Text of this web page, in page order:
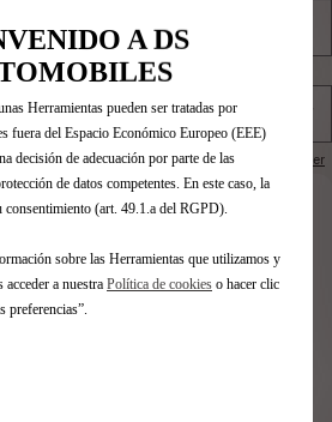
Restablecer
vehículo y rellena los datos para
A DS
del idioma o los resultados de
de terceros para mostrar publicidad
Herramientas pueden ser tratadas por
fuera del Espacio Económico Europeo (EEE)
decisión de adecuación por parte de las
de datos competentes. En este caso, la
consentimiento (art. 49.1.a del RGPD).
sobre las Herramientas que utilizamos y
acceder a nuestra Política de cookies o hacer clic
preferencias”.